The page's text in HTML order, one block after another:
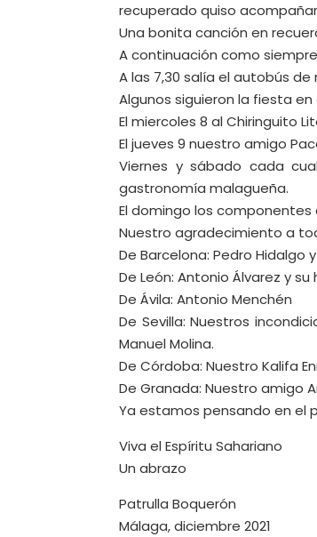
recuperado quiso
Una bonita canción en
A continuación como
A las 7,30 salía el autobús de
Algunos siguieron la fiesta
El miercoles 8 al Chiringuito
El jueves 9 nuestro amigo
Viernes y sábado cada
gastronomía malagueña.
El domingo los
Nuestro agradecimiento a
De Barcelona: Pedro Hidalgo
De León: Antonio Álvarez y su
De Ávila: Antonio Menchén
De Sevilla: Nuestros
Manuel Molina.
De Córdoba: Nuestro Kalifa
De Granada: Nuestro amigo
Ya estamos pensando en el
Viva el Espíritu Sahariano
Un abrazo
Patrulla Boquerón
Málaga, diciembre 2021